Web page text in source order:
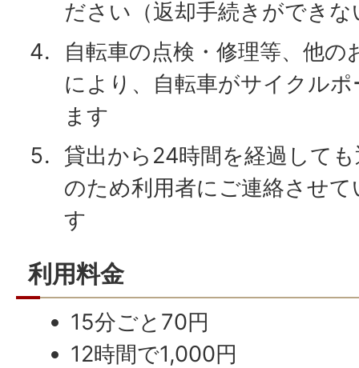
ださい（返却手続きができ
自転車の点検・修理等、他
により、自転車がサイクル
ます
貸出から24時間を経過して
のため利用者にご連絡させ
す
利用料金
15分ごと70円
12時間で1,000円